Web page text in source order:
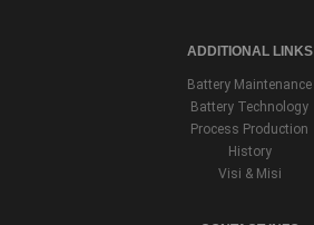
ADDITIONAL LINKS
Battery Maintenance
Battery Technology
Process Production
History
Visi & Misi